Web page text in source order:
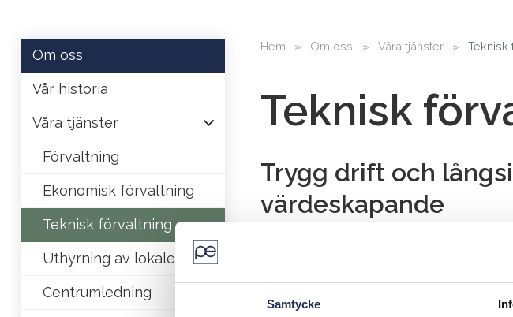
Samtycke
Om oss
Vår historia
Våra tjänster
Förvaltning
Ekonomisk förvaltning
Teknisk förvaltning
Uthyrning av lokaler
Centrumledning
Hem » Om oss » Våra tjänster » Teknisk
Teknisk
Trygg drift och
värdeskapande
myndighetskrav och långsiktigt
fastighetsägare och hyresgäster